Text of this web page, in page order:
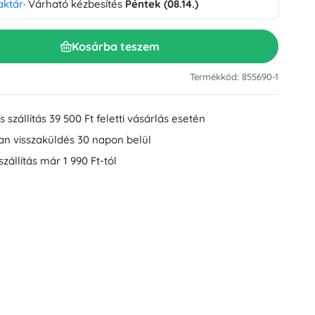
WC-kiegészítők
Kád- és zuhanykiegészítők
· Várható kézbesítés Péntek (08.14.)
Kosárba teszem
Termékkód: 855690-1
szállítás 39 500 Ft feletti vásárlás esetén
visszaküldés 30 napon belül
már 1 990 Ft-tól